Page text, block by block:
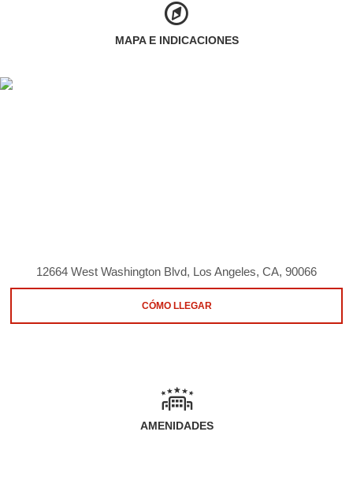
MAPA E INDICACIONES
12664 West Washington Blvd, Los Angeles, CA, 90066
CÓMO LLEGAR
AMENIDADES